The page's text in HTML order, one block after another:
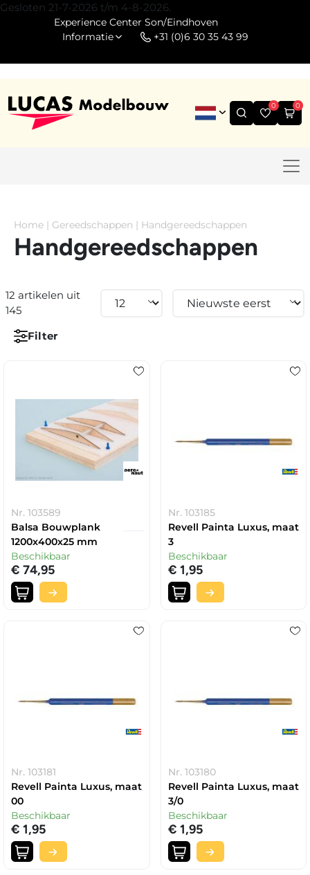
Gesloten 21-7-2026 t/m 4-8-2026.
Experience Center Son/Eindhoven
Informatie
+31 (0)6 30 35 43 99
0 0
Home Gereedschappen Handgereedschappen
Handgereedschappen
12 artikelen uit
145
Filter
Nr. 103589
Balsa Bouwplank
1200x400x25 mm
Beschikbaar
€ 74,95
Nr. 103185
Revell Painta Luxus, maat
3
Beschikbaar
€ 1,95
Nr. 103181
Revell Painta Luxus, maat
00
Beschikbaar
€ 1,95
Nr. 103180
Revell Painta Luxus, maat
3/0
Beschikbaar
€ 1,95